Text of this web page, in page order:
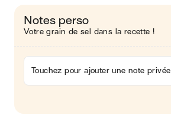
Notes perso
Votre grain de sel dans la recette !
Touchez pour ajouter une note privée